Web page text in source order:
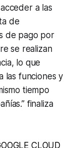
a las
de
de pago por
se realizan
lo que
las funciones y
tiempo
finaliza
CLOUD